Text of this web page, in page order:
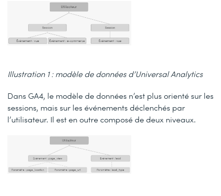
Illustration 1 : modèle de données d’Universal Analytics
Dans GA4, le modèle de données n’est plus orienté sur les
sessions, mais sur les événements déclenchés par
l’utilisateur. Il est en outre composé de deux niveaux.